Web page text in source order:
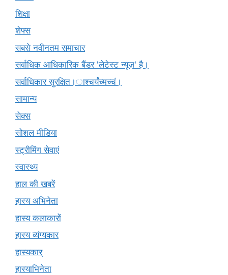
शिक्षा
शेफ्स
सबसे नवीनतम समाचार
सर्वाधिक आधिकारिक बैंडर 'लेटेस्ट न्यूज़' है।
सर्वाधिकार सुरक्षित।ाश्चर्यंच्मच्चं।
सामान्य
सेक्स
सोशल मीडिया
स्ट्रीमिंग सेवाएं
स्वास्थ्य
हाल की खबरें
हास्य अभिनेता
हास्य कलाकारों
हास्य व्यंग्यकार
हास्यकार्
हास्याभिनेता